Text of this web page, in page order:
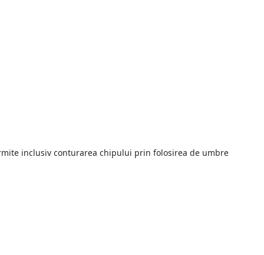
inclusiv conturarea chipului prin folosirea de umbre